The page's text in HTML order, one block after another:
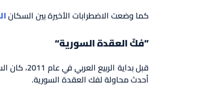
كما وضعت الاضطرابات الأخيرة بين السكان
”فكّ العقدة السورية“
قبل بداية الربيع العربي في عام 2011، كان السلام بين إسرائيل وسوريا يلوح في الأفق، حيث يعمل الدبلوماسيون الأمريكيون والأتراك بجد بحثاً عن التقارب. يمثل
أحدث محاولة لفك العقدة السورية.